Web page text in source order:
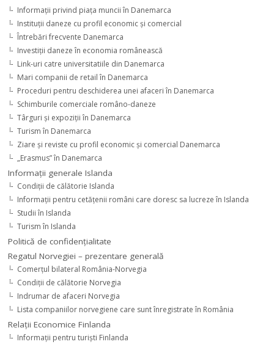
Informaţii privind piaţa muncii în Danemarca
Instituţii daneze cu profil economic şi comercial
Întrebări frecvente Danemarca
Investiţii daneze în economia românească
Link-uri catre universitatiile din Danemarca
Mari companii de retail în Danemarca
Proceduri pentru deschiderea unei afaceri în Danemarca
Schimburile comerciale româno-daneze
Târguri şi expoziţii în Danemarca
Turism în Danemarca
Ziare şi reviste cu profil economic şi comercial Danemarca
„Erasmus” în Danemarca
Informaţii generale Islanda
Condiţii de călătorie Islanda
Informaţii pentru cetăţenii români care doresc sa lucreze în Islanda
Studii în Islanda
Turism în Islanda
Politică de confidențialitate
Regatul Norvegiei – prezentare generală
Comerţul bilateral România-Norvegia
Condiții de călătorie Norvegia
Indrumar de afaceri Norvegia
Lista companiilor norvegiene care sunt înregistrate în România
Relaţii Economice Finlanda
Informaţii pentru turişti Finlanda